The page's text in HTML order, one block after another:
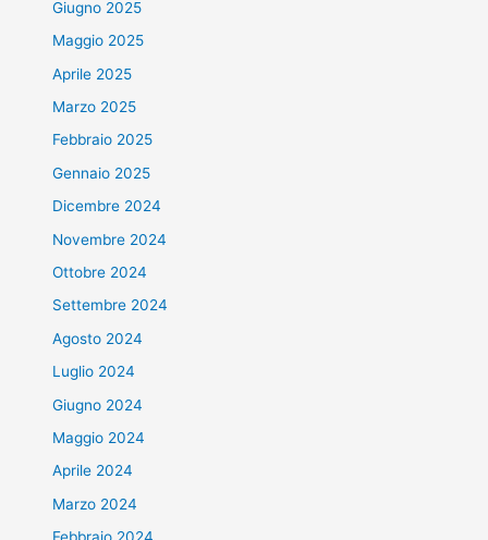
Giugno 2025
Maggio 2025
Aprile 2025
Marzo 2025
Febbraio 2025
Gennaio 2025
Dicembre 2024
Novembre 2024
Ottobre 2024
Settembre 2024
Agosto 2024
Luglio 2024
Giugno 2024
Maggio 2024
Aprile 2024
Marzo 2024